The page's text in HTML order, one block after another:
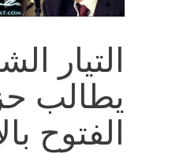
التيار
يطالب
الفتوح